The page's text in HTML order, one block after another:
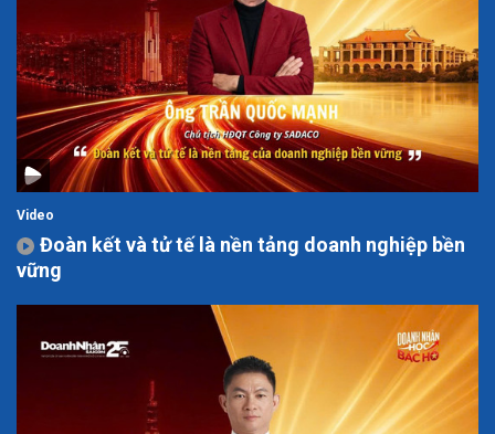
Video
Đoàn kết và tử tế là nền tảng doanh nghiệp bền
vững